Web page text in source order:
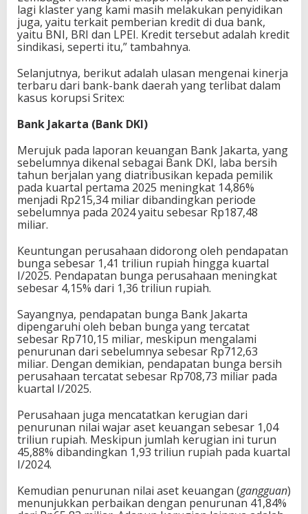
lagi klaster yang kami masih melakukan penyidikan
juga, yaitu terkait pemberian kredit di dua bank,
yaitu BNI, BRI dan LPEI. Kredit tersebut adalah kredit
sindikasi, seperti itu,” tambahnya.
Selanjutnya, berikut adalah ulasan mengenai kinerja
terbaru dari bank-bank daerah yang terlibat dalam
kasus korupsi Sritex:
Bank Jakarta (Bank DKI)
Merujuk pada laporan keuangan Bank Jakarta, yang
sebelumnya dikenal sebagai Bank DKI, laba bersih
tahun berjalan yang diatribusikan kepada pemilik
pada kuartal pertama 2025 meningkat 14,86%
menjadi Rp215,34 miliar dibandingkan periode
sebelumnya pada 2024 yaitu sebesar Rp187,48
miliar.
Keuntungan perusahaan didorong oleh pendapatan
bunga sebesar 1,41 triliun rupiah hingga kuartal
I/2025. Pendapatan bunga perusahaan meningkat
sebesar 4,15% dari 1,36 triliun rupiah.
Sayangnya, pendapatan bunga Bank Jakarta
dipengaruhi oleh beban bunga yang tercatat
sebesar Rp710,15 miliar, meskipun mengalami
penurunan dari sebelumnya sebesar Rp712,63
miliar. Dengan demikian, pendapatan bunga bersih
perusahaan tercatat sebesar Rp708,73 miliar pada
kuartal I/2025.
Perusahaan juga mencatatkan kerugian dari
penurunan nilai wajar aset keuangan sebesar 1,04
triliun rupiah. Meskipun jumlah kerugian ini turun
45,88% dibandingkan 1,93 triliun rupiah pada kuartal
I/2024.
Kemudian penurunan nilai aset keuangan (gangguan)
menunjukkan perbaikan dengan penurunan 41,84%